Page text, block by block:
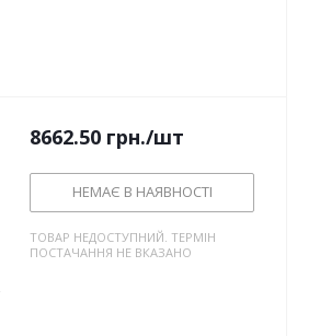
8662.50 грн./шт
НЕМАЄ В НАЯВНОСТІ
ТОВАР НЕДОСТУПНИЙ. ТЕРМІН
ПОСТАЧАННЯ НЕ ВКАЗАНО